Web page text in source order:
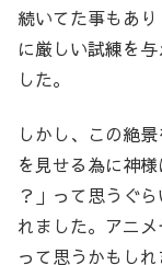
続いてた事もあ
に厳しい試練を
した。
しかし、この絶
を見せる為に神
？」って思うぐ
れました。アニメ
って思うかもし